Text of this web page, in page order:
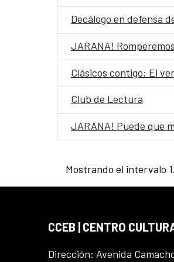
Decálogo en defensa
JARANA!
Clásicos contigo: El
Club de Lectura
JARANA! Puede que
Mostrando el intervalo
CCEB | CENTRO
Dirección: Avenida